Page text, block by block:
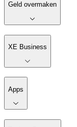
Geld overmaken
XE Business
Apps